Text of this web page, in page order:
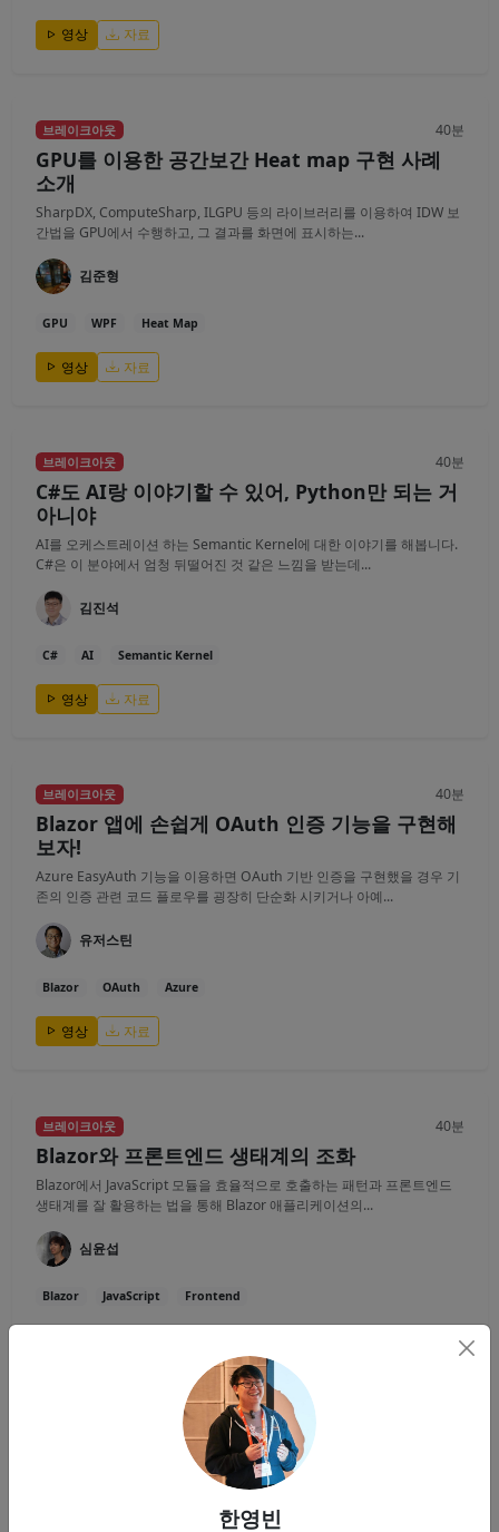
영상 자료
브레이크아웃 40분
GPU를 이용한 공간보간 Heat map 구현 사례
소개
SharpDX, ComputeSharp, ILGPU 등의 라이브러리를 이용하여 IDW 보
간법을 GPU에서 수행하고, 그 결과를 화면에 표시하는...
김준형
GPU WPF Heat Map
영상 자료
브레이크아웃 40분
C#도 AI랑 이야기할 수 있어, Python만 되는 거
아니야
AI를 오케스트레이션 하는 Semantic Kernel에 대한 이야기를 해봅니다.
C#은 이 분야에서 엄청 뒤떨어진 것 같은 느낌을 받는데...
김진석
C# AI Semantic Kernel
영상 자료
브레이크아웃 40분
Blazor 앱에 손쉽게 OAuth 인증 기능을 구현해
보자!
Azure EasyAuth 기능을 이용하면 OAuth 기반 인증을 구현했을 경우 기
존의 인증 관련 코드 플로우를 굉장히 단순화 시키거나 아예...
유저스틴
Blazor OAuth Azure
영상 자료
브레이크아웃 40분
Blazor와 프론트엔드 생태계의 조화
Blazor에서 JavaScript 모듈을 효율적으로 호출하는 패턴과 프론트엔드
생태계를 잘 활용하는 법을 통해 Blazor 애플리케이션의...
심윤섭
Blazor JavaScript Frontend
게임 서버 개발을 위한 C# 네트워크 프로그래밍
실시간 통신을 하는 온라인 게임 서버를 개발하기를 원하는 분들을 대상
한영빈